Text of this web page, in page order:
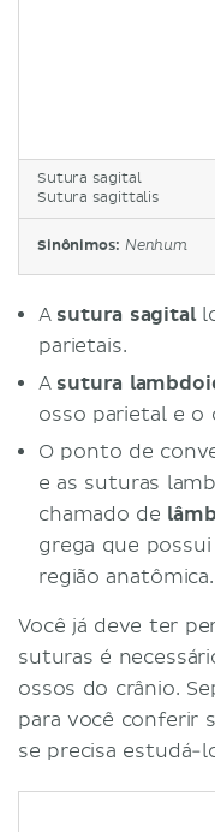
Sutura sagital
Sutura sagittalis
Sinônimos: Nenhum
A sutura sagital
parietais.
A sutura
osso parietal e o
O ponto de
e as suturas
chamado de
grega que
região anatômica.
Você já deve ter
suturas é
ossos do crânio.
para você conferir
se precisa estudá-